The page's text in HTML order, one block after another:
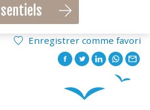
Enregistrer comme favori